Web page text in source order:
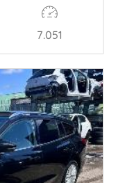
7.051